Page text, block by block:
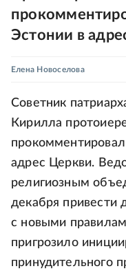
Эстонии в
Елена Новоселова
Советник
Кирилла
адрес Церкви.
религиозным
декабря привести
с новыми
пригрозило
принудительного